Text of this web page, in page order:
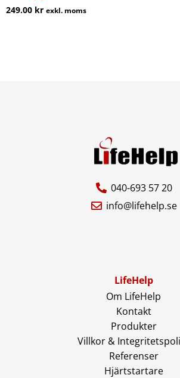
249.00 kr exkl. moms
040-693 57 20
info@lifehelp.se
LifeHelp
Om LifeHelp
Kontakt
Produkter
Villkor &
Referenser
Hjärtstartare